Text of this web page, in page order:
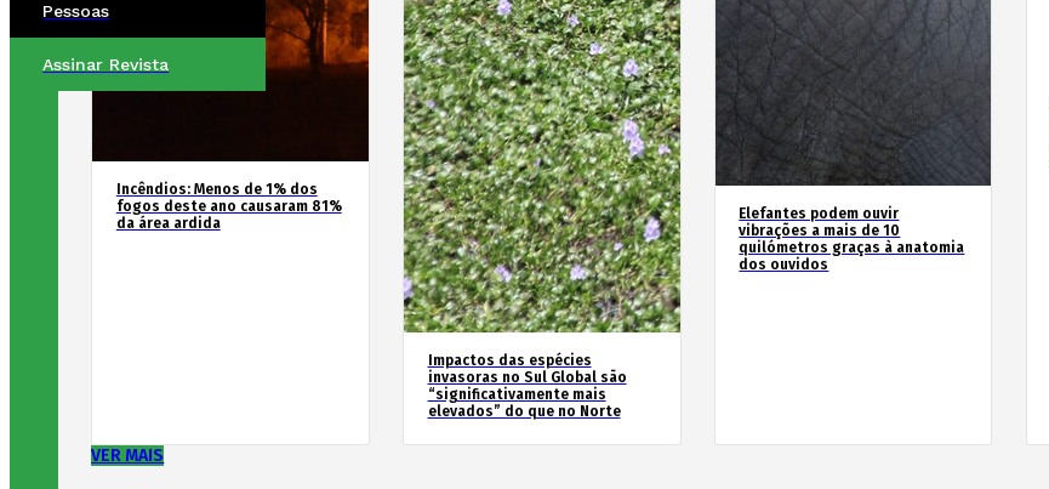
Pessoas
Assinar Revista
Incêndios: Menos de 1% dos
fogos deste ano causaram 81%
da área ardida
Impactos das espécies
invasoras no Sul Global são
“significativamente mais
elevados” do que no Norte
Elefantes podem ouvir
vibrações a mais de 10
quilómetros graças à anatomia
dos ouvidos
VER MAIS